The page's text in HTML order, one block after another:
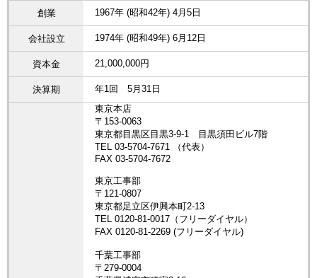
創業 1967年 (昭和42年) 4月5日
会社設立 1974年 (昭和49年) 6月12日
資本金 21,000,000円
決算期 年1回 5月31日